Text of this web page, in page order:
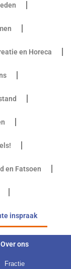
en Horeca
en Fatsoen
inspraak
Over ons
Fractie